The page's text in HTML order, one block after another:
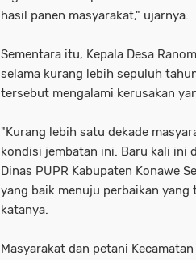
hasil panen masyarakat," ujarnya.
Sementara itu, Kepala Desa
selama kurang lebih sepuluh
tersebut mengalami kerusakan
"Kurang lebih satu dekade
kondisi jembatan ini. Baru kali ini
Dinas PUPR Kabupaten Konawe
yang baik menuju perbaikan yang
katanya.
Masyarakat dan petani